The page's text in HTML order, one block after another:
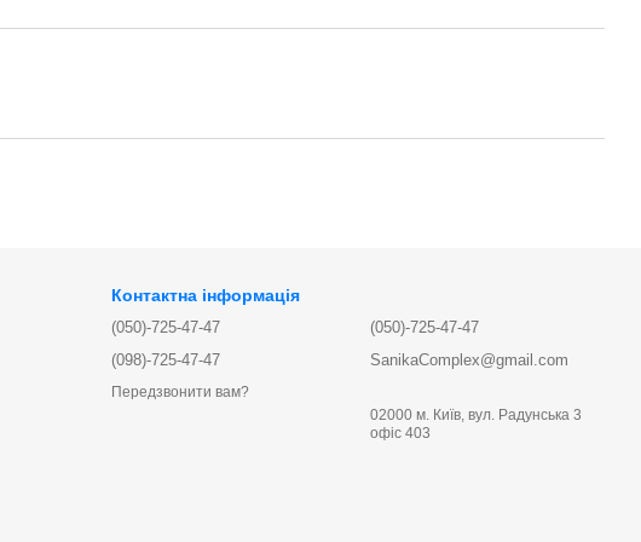
Контактна інформація
(050)-725-47-47
(098)-725-47-47
Передзвонити вам?
(050)-725-47-47
SanikaComplex@gmail.com
02000 м. Київ, вул. Радунська 3
офіс 403